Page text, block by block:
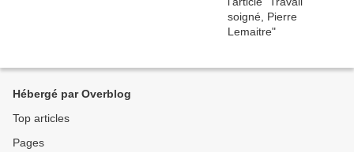
Hébergé par Overblog
Top articles
Pages